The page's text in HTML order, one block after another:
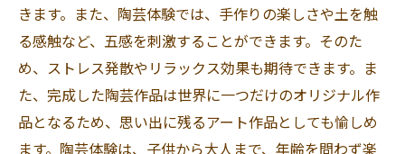
きます。また、陶芸体験では、手作りの楽しさや土を触
る感触など、五感を刺激することができます。そのた
め、ストレス発散やリラックス効果も期待できます。ま
た、完成した陶芸作品は世界に一つだけのオリジナル作
品となるため、思い出に残るアート作品としても愉しめ
ます。陶芸体験は、子供から大人まで、年齢を問わず楽